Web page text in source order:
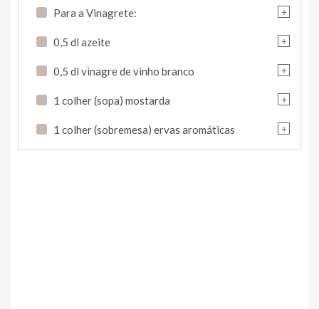
+
Para a Vinagrete:
+
0,5 dl azeite
+
0,5 dl vinagre de vinho branco
+
1 colher (sopa) mostarda
+
1 colher (sobremesa) ervas aromáticas